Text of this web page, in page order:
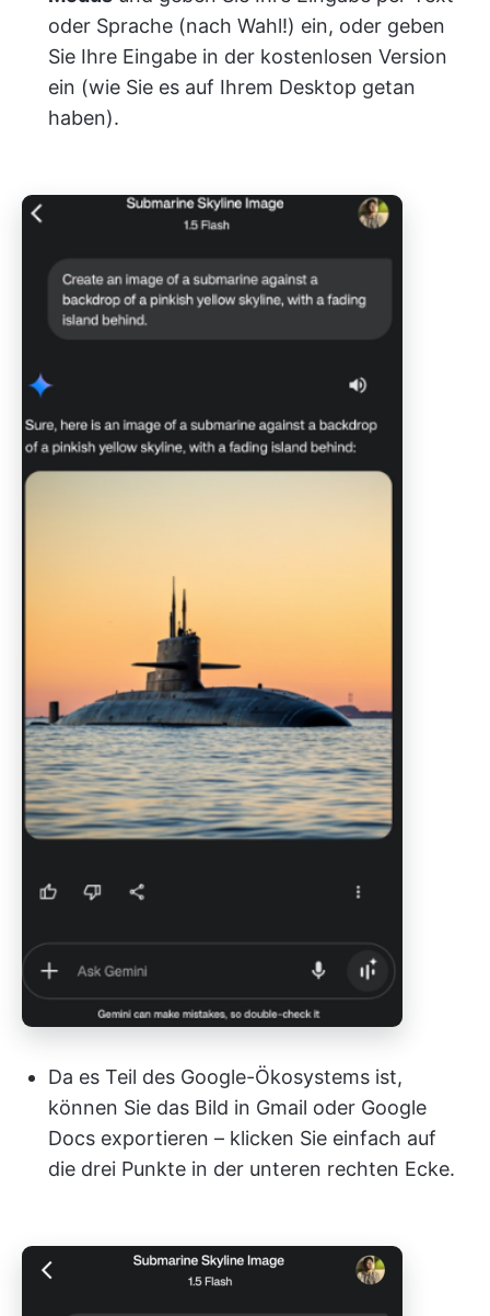
oder Sprache (nach Wahl!) ein, oder geben
Sie Ihre Eingabe in der kostenlosen Version
ein (wie Sie es auf Ihrem Desktop getan
haben).
Da es Teil des Google-Ökosystems ist,
können Sie das Bild in Gmail oder Google
Docs exportieren – klicken Sie einfach auf
die drei Punkte in der unteren rechten Ecke.